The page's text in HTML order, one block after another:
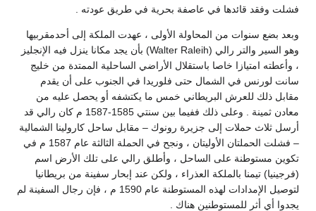
فشلت وفقد قائدها في عاصفة بحرية في طريق عودته .
وبعد بضع سنوات من المحاولة الأولى ، عهدت الملكة إلى أحدمقربيها
وهو السير والتر رالي (Walter Raleih) بأن يجد مكانا ينزل فيه الإنجليز
، وأعطته امتيازا خاصا باستقلال الأراضي الساحلية الممتدة من خليج
سانت لورنس في الشمال حتى فلوريدا في الجنوب على أن يقدم
مقابل ذلك للعرش البريطاني خمس ما يكتشفه أو يحصل عليه من
معادن ثمينة . وعلى ذلك ففيما بين سنتي 1585-1587 م كان رالي قد
أرسل ثلاث حملات إلى جزيرة رونوك – مقابل ساحل كارولينا الشمالية
– فشلت الحملتان الأوليتان ، ونجح في الحملة الثالثة عام 1587 م في
تكوين مستوطنة على الساحل ، وأطلق رالي على تلك الأرض اسم
(فرجينيا) تيمنا بالملكة العذراء ، ولكن عند إبحار سفينة من بريطانيا
لتوصيل الإمدادات لهذه المستوطنة عام 1590 م ، فإن رجال السفينة لم
يجدوا أي أثر للمستوطنين هناك .